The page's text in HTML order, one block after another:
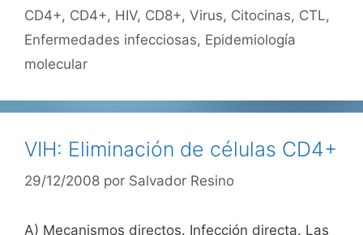
CD4+, CD4+, HIV, CD8+, Virus, Citocinas, CTL,
Enfermedades infecciosas, Epidemiología
molecular
VIH: Eliminación de células CD4+
29/12/2008 por Salvador Resino
A) Mecanismos directos. Infección directa. Las